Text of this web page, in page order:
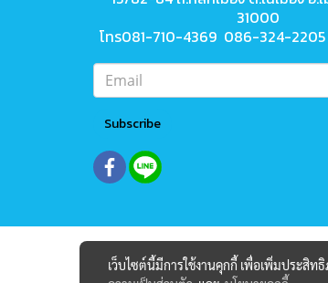
31000
โทร081-710-4369 086-324-
Subscribe
เว็บไซต์นี้มีการใช้งานคุกกี้ เพื่อเพิ่มประสิ